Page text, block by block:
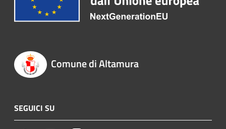
Comune di Altamura
SEGUICI SU